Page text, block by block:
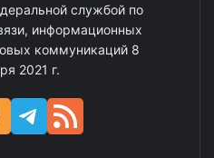
службой по
информационных
коммуникаций 8
2021 г.